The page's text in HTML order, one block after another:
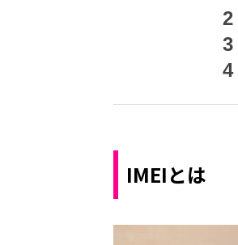
IMEIとは